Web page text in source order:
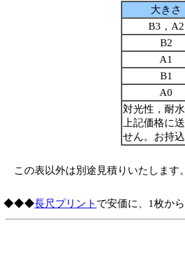
大きさ
B3，A2
B2
A1
B1
A0
対光性，耐
上記価格に
せん。お持
この表以外は別途見積りいたします
◆◆◆長尺プリント で安価に、1枚か